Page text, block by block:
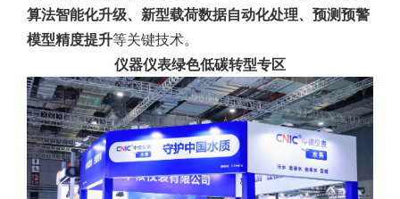
算法智能化升级、新型载荷数据自动化处理、预测预警
模型精度提升等关键技术。
仪器仪表绿色低碳转型专区